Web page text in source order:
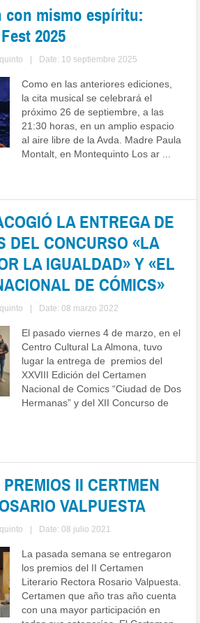
con mismo espíritu:
2025
Date: 10 septiembre 2025
Como en las anteriores ediciones,
la cita musical se celebrará el
próximo 26 de septiembre, a las
21:30 horas, en un amplio espacio
al aire libre de la Avda. Madre Paula
Montalt, en Montequinto Los ar ...
LA ENTREGA DE
DEL CONCURSO «LA
LA IGUALDAD» Y «EL
DE CÓMICS»
Date: 08 marzo 2022
El pasado viernes 4 de marzo, en el
Centro Cultural La Almona, tuvo
lugar la entrega de premios del
XXVIII Edición del Certamen
Nacional de Comics “Ciudad de Dos
Hermanas” y del XII Concurso de
II CERTMEN
VALPUESTA
Date: 08 julio 2021
La pasada semana se entregaron
los premios del II Certamen
Literario Rectora Rosario Valpuesta.
Certamen que año tras año cuenta
con una mayor participación en